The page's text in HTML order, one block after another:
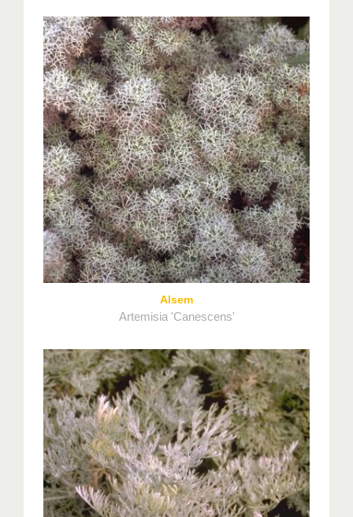
Alsem
Artemisia 'Canescens'